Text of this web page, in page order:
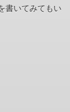
書いてみてもい